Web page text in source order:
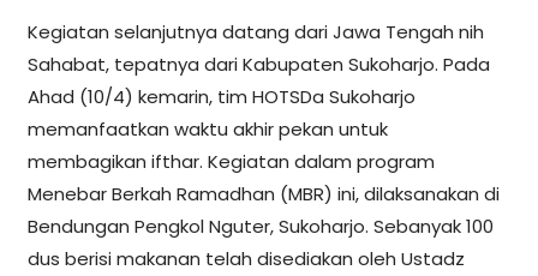
Kegiatan selanjutnya datang dari Jawa Tengah nih
Sahabat, tepatnya dari Kabupaten Sukoharjo. Pada
Ahad (10/4) kemarin, tim HOTSDa Sukoharjo
memanfaatkan waktu akhir pekan untuk
membagikan ifthar. Kegiatan dalam program
Menebar Berkah Ramadhan (MBR) ini, dilaksanakan di
Bendungan Pengkol Nguter, Sukoharjo. Sebanyak 100
dus berisi makanan telah disediakan oleh Ustadz